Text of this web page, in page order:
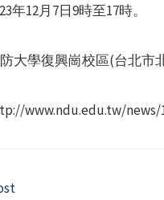
年12月7日9時至17時。
大學復興崗校區(台北市
www.ndu.edu.tw/news/